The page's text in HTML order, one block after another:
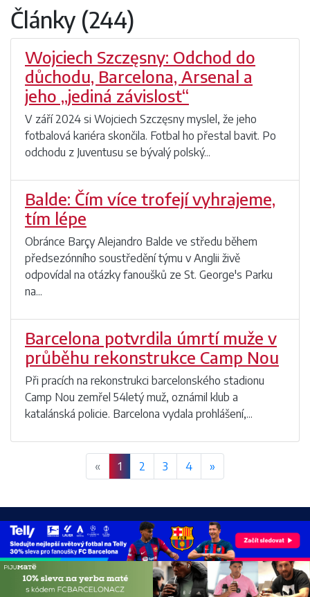
Články (244)
Wojciech Szczęsny: Odchod do
důchodu, Barcelona, Arsenal a
jeho „jediná závislost“
V září 2024 si Wojciech Szczęsny myslel, že jeho
fotbalová kariéra skončila. Fotbal ho přestal bavit. Po
odchodu z Juventusu se bývalý polský...
Balde: Čím více trofejí vyhrajeme,
tím lépe
Obránce Barçy Alejandro Balde ve středu během
předsezónního soustředění týmu v Anglii živě
odpovídal na otázky fanoušků ze St. George's Parku
na...
Barcelona potvrdila úmrtí muže v
průběhu rekonstrukce Camp Nou
Při pracích na rekonstrukci barcelonského stadionu
Camp Nou zemřel 54letý muž, oznámil klub a
katalánská policie. Barcelona vydala prohlášení,...
« 1 2 3 4 »